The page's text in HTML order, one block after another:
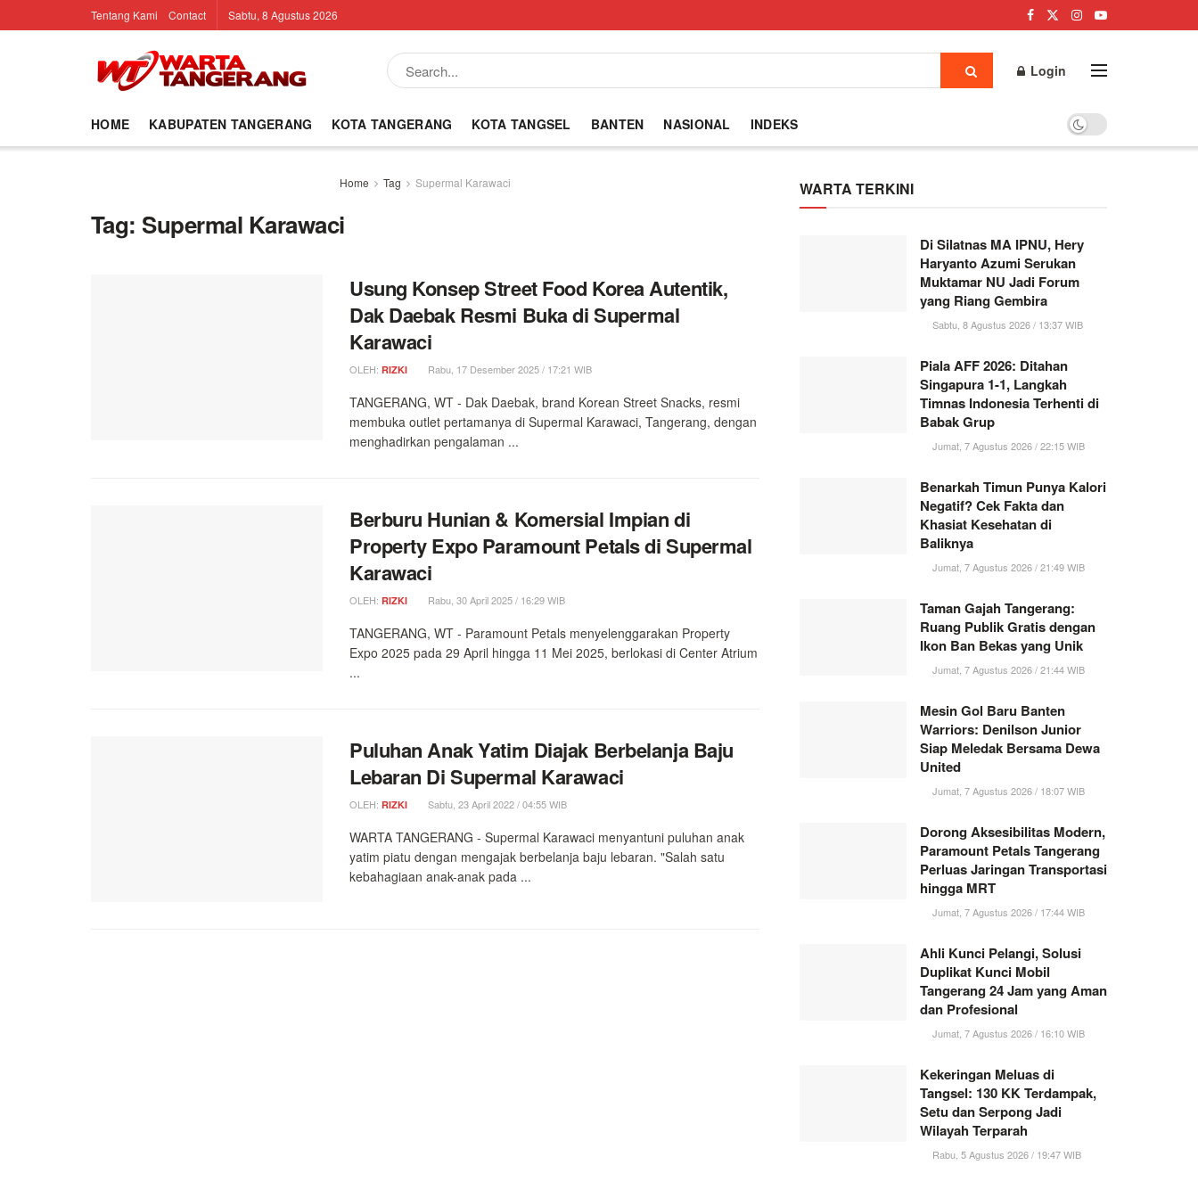
Tentang Kami Contact Sabtu, 8 Agustus 2026
Login
HOME KABUPATEN TANGERANG KOTA TANGERANG KOTA TANGSEL BANTEN NASIONAL INDEKS
Home Tag Supermal Karawaci
Tag: Supermal Karawaci
Usung Konsep Street Food Korea Autentik,
Dak Daebak Resmi Buka di Supermal
Karawaci
OLEH: RIZKI Rabu, 17 Desember 2025 / 17:21 WIB
TANGERANG, WT - Dak Daebak, brand Korean Street Snacks, resmi
membuka outlet pertamanya di Supermal Karawaci, Tangerang, dengan
menghadirkan pengalaman ...
Berburu Hunian & Komersial Impian di
Property Expo Paramount Petals di Supermal
Karawaci
OLEH: RIZKI Rabu, 30 April 2025 / 16:29 WIB
TANGERANG, WT - Paramount Petals menyelenggarakan Property
Expo 2025 pada 29 April hingga 11 Mei 2025, berlokasi di Center Atrium
...
Puluhan Anak Yatim Diajak Berbelanja Baju
Lebaran Di Supermal Karawaci
OLEH: RIZKI Sabtu, 23 April 2022 / 04:55 WIB
WARTA TANGERANG - Supermal Karawaci menyantuni puluhan anak
yatim piatu dengan mengajak berbelanja baju lebaran. "Salah satu
kebahagiaan anak-anak pada ...
WARTA TERKINI
Di Silatnas MA IPNU, Hery
Haryanto Azumi Serukan
Muktamar NU Jadi Forum
yang Riang Gembira
Sabtu, 8 Agustus 2026 / 13:37 WIB
Piala AFF 2026: Ditahan
Singapura 1-1, Langkah
Timnas Indonesia Terhenti di
Babak Grup
Jumat, 7 Agustus 2026 / 22:15 WIB
Benarkah Timun Punya Kalori
Negatif? Cek Fakta dan
Khasiat Kesehatan di
Baliknya
Jumat, 7 Agustus 2026 / 21:49 WIB
Taman Gajah Tangerang:
Ruang Publik Gratis dengan
Ikon Ban Bekas yang Unik
Jumat, 7 Agustus 2026 / 21:44 WIB
Mesin Gol Baru Banten
Warriors: Denilson Junior
Siap Meledak Bersama Dewa
United
Jumat, 7 Agustus 2026 / 18:07 WIB
Dorong Aksesibilitas Modern,
Paramount Petals Tangerang
Perluas Jaringan Transportasi
hingga MRT
Jumat, 7 Agustus 2026 / 17:44 WIB
Ahli Kunci Pelangi, Solusi
Duplikat Kunci Mobil
Tangerang 24 Jam yang Aman
dan Profesional
Jumat, 7 Agustus 2026 / 16:10 WIB
Kekeringan Meluas di
Tangsel: 130 KK Terdampak,
Setu dan Serpong Jadi
Wilayah Terparah
Rabu, 5 Agustus 2026 / 19:47 WIB